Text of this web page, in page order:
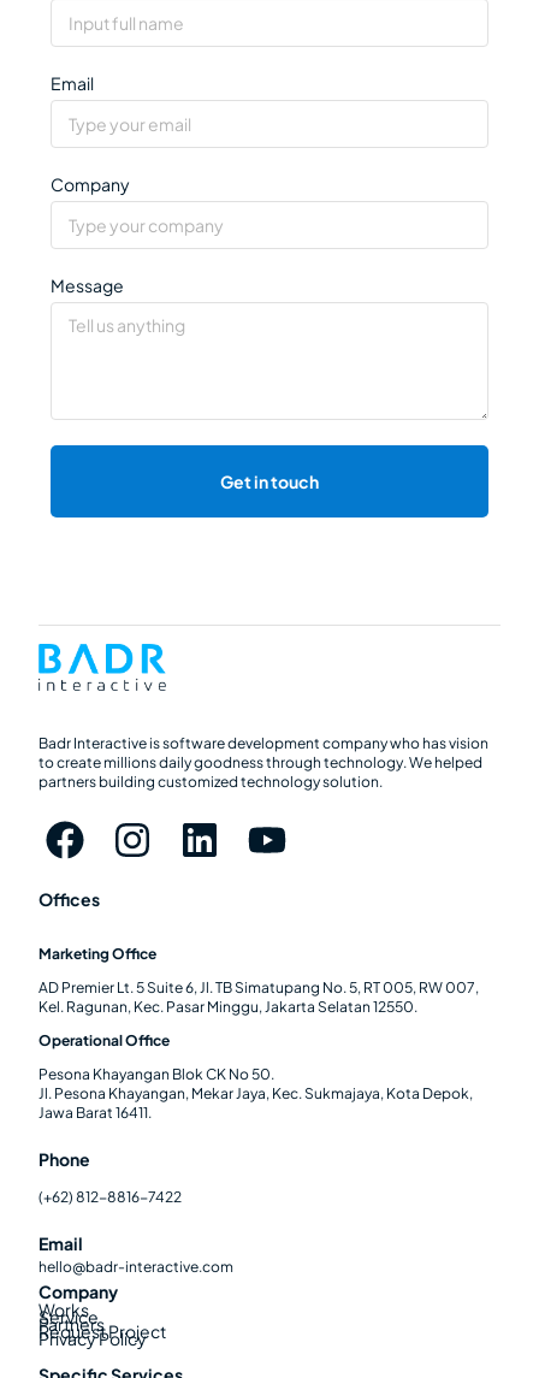
Email
Company
Message
Get in touch
Badr Interactive is software development company who has vision
to create millions daily goodness through technology. We helped
partners building customized technology solution.
Offices
Marketing Office
AD Premier Lt. 5 Suite 6, Jl. TB Simatupang No. 5, RT 005, RW 007,
Kel. Ragunan, Kec. Pasar Minggu, Jakarta Selatan 12550.
Operational Office
Pesona Khayangan Blok CK No 50.
Jl. Pesona Khayangan, Mekar Jaya, Kec. Sukmajaya, Kota Depok,
Jawa Barat 16411.
Phone
(+62) 812-8816-7422
Email
hello@badr-interactive.com
Company
Works
Service
Partners
Request Project
Privacy Policy